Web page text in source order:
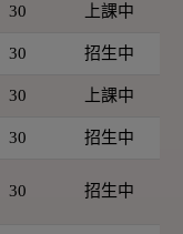
30 上課中
30 招生中
30 上課中
30 招生中
30 招生中